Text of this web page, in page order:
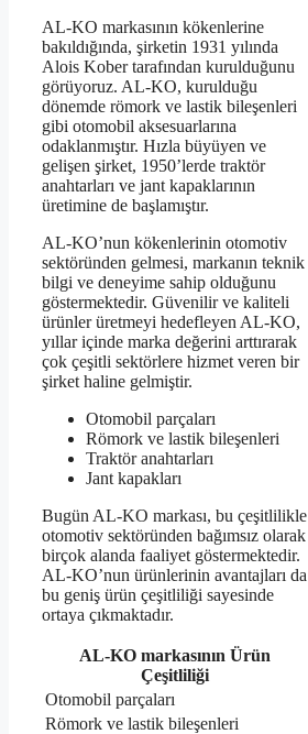
AL-KO markasının kökenlerine
bakıldığında, şirketin 1931 yılında
Alois Kober tarafından kurulduğunu
görüyoruz. AL-KO, kurulduğu
dönemde römork ve lastik bileşenleri
gibi otomobil aksesuarlarına
odaklanmıştır. Hızla büyüyen ve
gelişen şirket, 1950’lerde traktör
anahtarları ve jant kapaklarının
üretimine de başlamıştır.
AL-KO’nun kökenlerinin otomotiv
sektöründen gelmesi, markanın teknik
bilgi ve deneyime sahip olduğunu
göstermektedir. Güvenilir ve kaliteli
ürünler üretmeyi hedefleyen AL-KO,
yıllar içinde marka değerini arttırarak
çok çeşitli sektörlere hizmet veren bir
şirket haline gelmiştir.
Otomobil parçaları
Römork ve lastik bileşenleri
Traktör anahtarları
Jant kapakları
Bugün AL-KO markası, bu çeşitlilikle
otomotiv sektöründen bağımsız olarak
birçok alanda faaliyet göstermektedir.
AL-KO’nun ürünlerinin avantajları da
bu geniş ürün çeşitliliği sayesinde
ortaya çıkmaktadır.
AL-KO markasının Ürün
Çeşitliliği
Otomobil parçaları
Römork ve lastik bileşenleri